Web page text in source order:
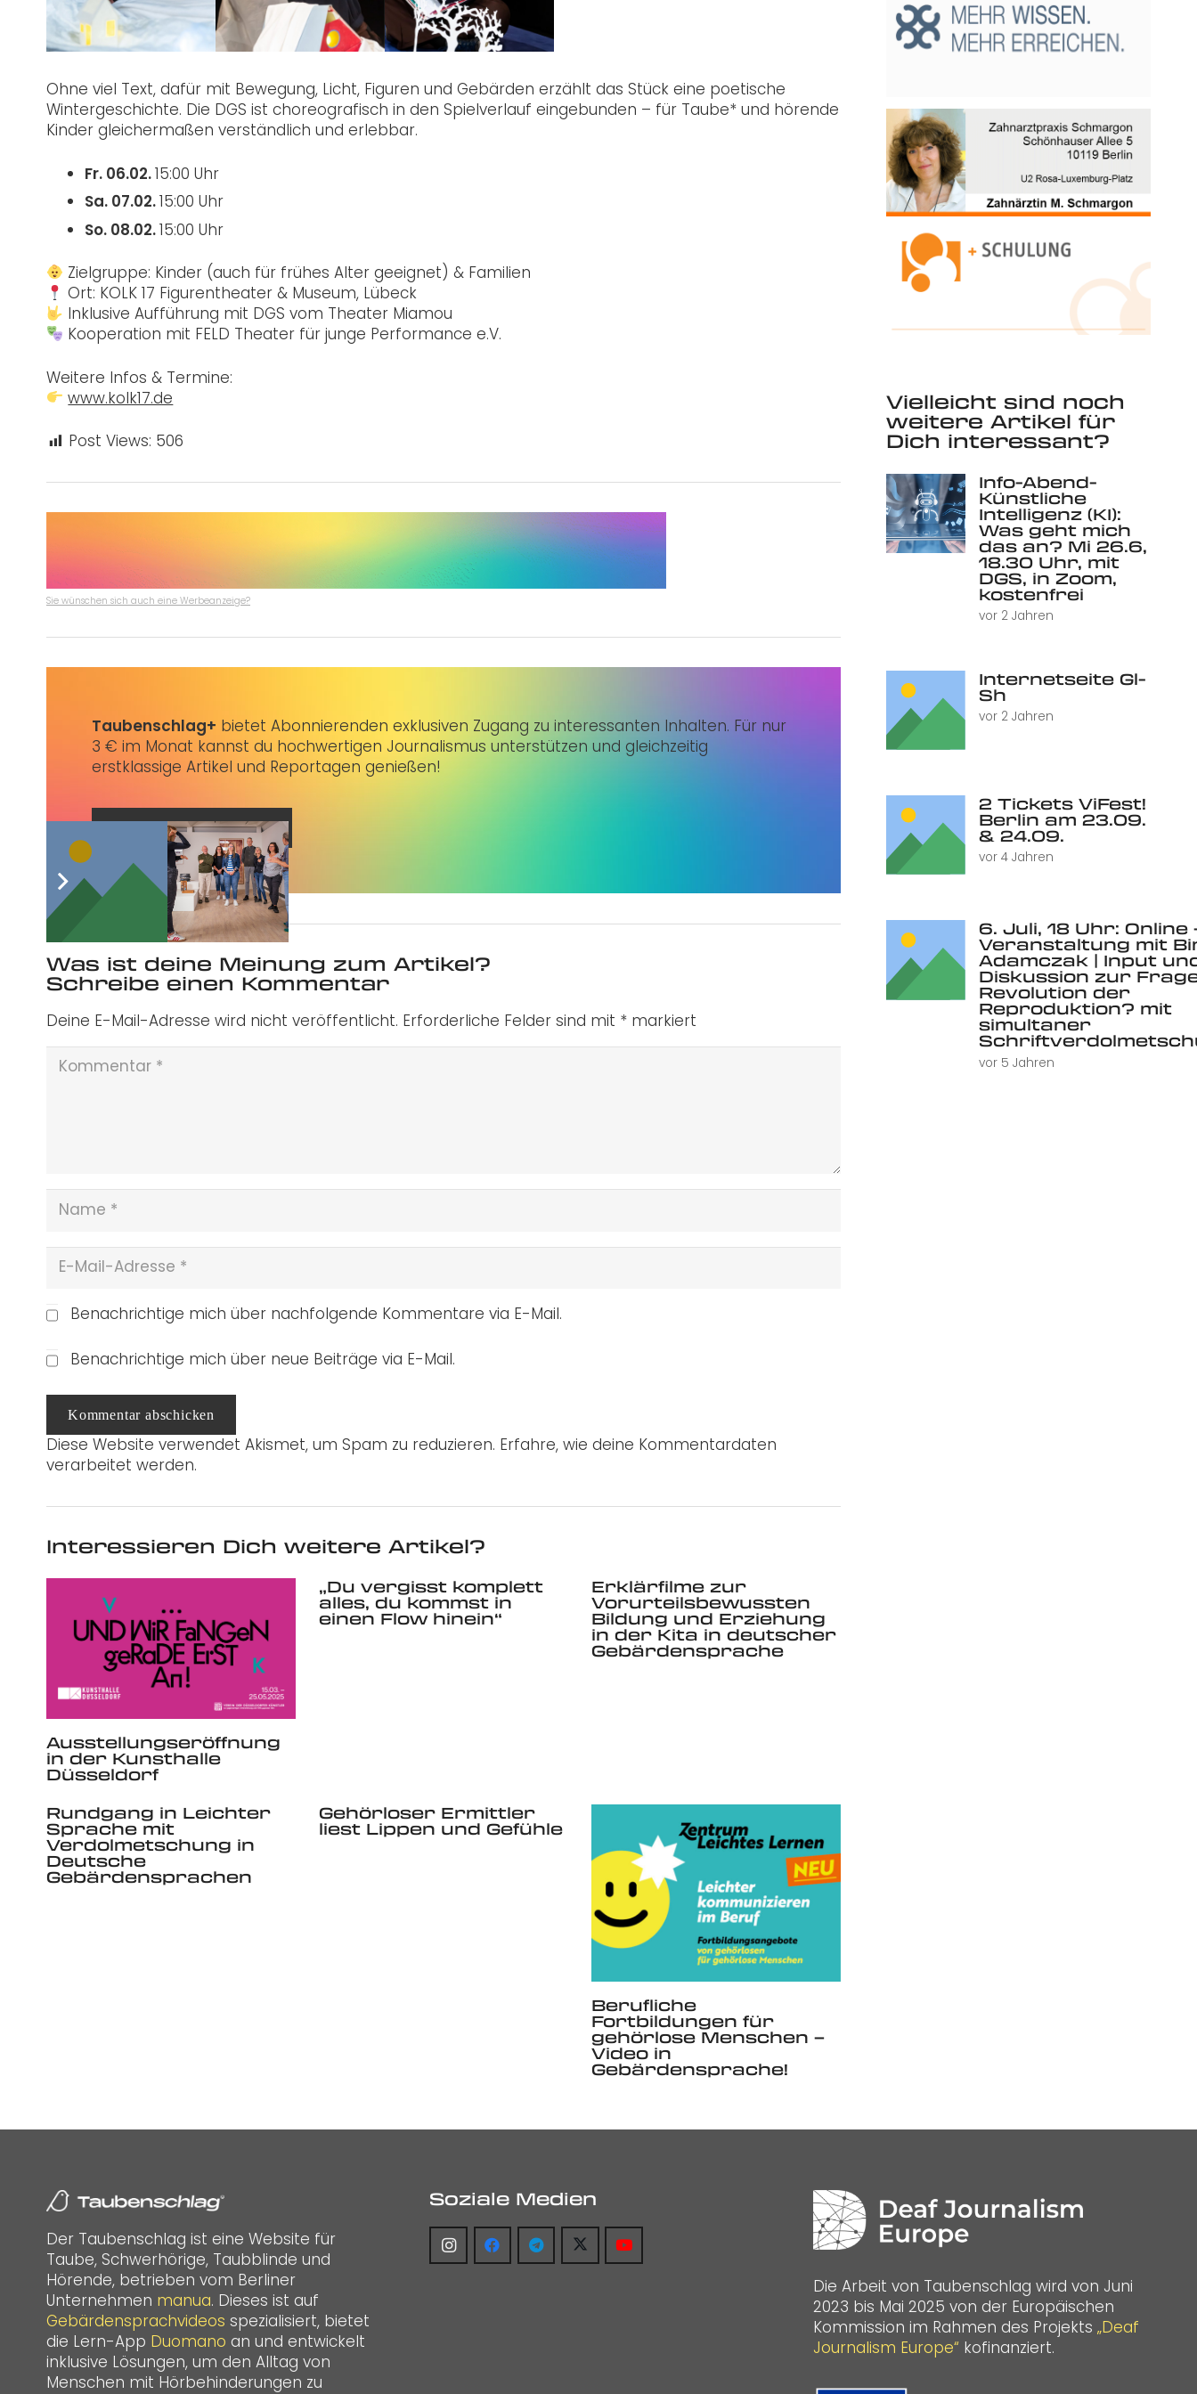
Ohne viel Text, dafür mit Bewegung, Licht, Figuren und Gebärden erzählt das Stück eine poetische
Wintergeschichte. Die DGS ist choreografisch in den Spielverlauf eingebunden – für Taube* und hörende
Kinder gleichermaßen verständlich und erlebbar.
Fr. 06.02.15:00 Uhr
Sa. 07.02.15:00 Uhr
So. 08.02.15:00 Uhr
Zielgruppe: Kinder (auch für frühes Alter geeignet) & Familien
Ort: KOLK 17 Figurentheater & Museum, Lübeck
Inklusive Aufführung mit DGS vom Theater Miamou
Kooperation mit FELD Theater für junge Performance e.V.
Weitere Infos & Termine:
www.kolk17.de
Post Views: 506
Sie wünschen sich auch eine Werbeanzeige?
Taubenschlag+ bietet Abonnierenden exklusiven Zugang zu interessanten Inhalten. Für nur
3 € im Monat kannst du hochwertigen Journalismus unterstützen und gleichzeitig
erstklassige Artikel und Reportagen genießen!
Jetzt abonnieren
Was ist deine Meinung zum Artikel?
Schreibe einen Kommentar
Deine E-Mail-Adresse wird nicht veröffentlicht. Erforderliche Felder sind mit * markiert
Benachrichtige mich über nachfolgende Kommentare via E-Mail.
Benachrichtige mich über neue Beiträge via E-Mail.
Kommentar abschicken
Diese Website verwendet Akismet, um Spam zu reduzieren. Erfahre, wie deine Kommentardaten
verarbeitet werden.
Interessieren Dich weitere Artikel?
Ausstellungseröffnung
in der Kunsthalle
Düsseldorf
„Du vergisst komplett
alles, du kommst in
einen Flow hinein“
Erklärfilme zur
Vorurteilsbewussten
Bildung und Erziehung
in der Kita in deutscher
Gebärdensprache
Rundgang in Leichter
Sprache mit
Verdolmetschung in
Deutsche
Gebärdensprachen
Gehörloser Ermittler
liest Lippen und Gefühle
Berufliche
Fortbildungen für
gehörlose Menschen –
Video in
Gebärdensprache!
Vielleicht sind noch
weitere Artikel für
Dich interessant?
Info-Abend-
Künstliche
Intelligenz (KI):
Was geht mich
das an? Mi 26.6,
18.30 Uhr, mit
DGS, in Zoom,
kostenfrei
vor 2 Jahren
Internetseite Gl-
Sh
vor 2 Jahren
2 Tickets ViFest!
Berlin am 23.09.
& 24.09.
vor 4 Jahren
6. Juli, 18 Uhr: Online
Veranstaltung mit
Adamczak | Input
Diskussion zur
Revolution der
Reproduktion? mit
simultaner
vor 5 Jahren
Der Taubenschlag ist eine Website für
Taube, Schwerhörige, Taubblinde und
Hörende, betrieben vom Berliner
Unternehmen manua. Dieses ist auf
Gebärdensprachvideos spezialisiert, bietet
die Lern-App Duomano an und entwickelt
inklusive Lösungen, um den Alltag von
Menschen mit Hörbehinderungen zu
Soziale Medien
Die Arbeit von Taubenschlag wird von Juni
2023 bis Mai 2025 von der Europäischen
Kommission im Rahmen des Projekts „Deaf
Journalism Europe“ kofinanziert.